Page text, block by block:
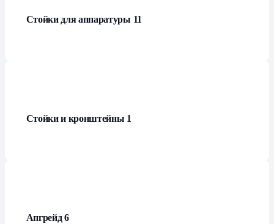
Стойки для аппаратуры 11
Стойки и кронштейны 1
Апгрейд6